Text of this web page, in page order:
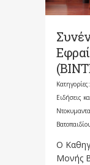
Κατηγορίες:
Ειδήσεις
Ο
Μονής